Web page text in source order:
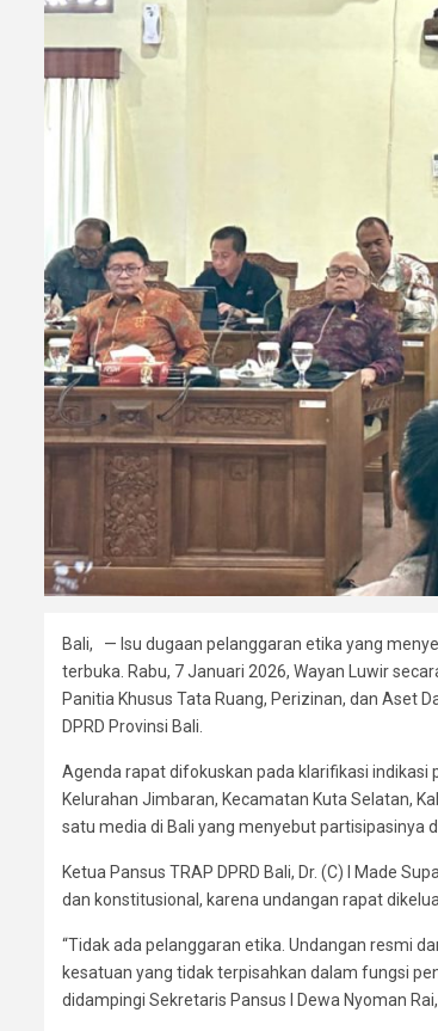
Bali, — Isu dugaan pelanggaran etika yang
terbuka. Rabu, 7 Januari 2026, Wayan Luwir
Panitia Khusus Tata Ruang, Perizinan, dan Aset
DPRD Provinsi Bali.
Agenda rapat difokuskan pada klarifikasi indikasi
Kelurahan Jimbaran, Kecamatan Kuta Selatan,
satu media di Bali yang menyebut partisipasinya
Ketua Pansus TRAP DPRD Bali, Dr. (C) I Made
dan konstitusional, karena undangan rapat
“Tidak ada pelanggaran etika. Undangan resmi
kesatuan yang tidak terpisahkan dalam fungsi
didampingi Sekretaris Pansus I Dewa Nyoman Rai,